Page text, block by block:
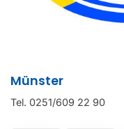
Münster
Tel. 0251/609 22 90